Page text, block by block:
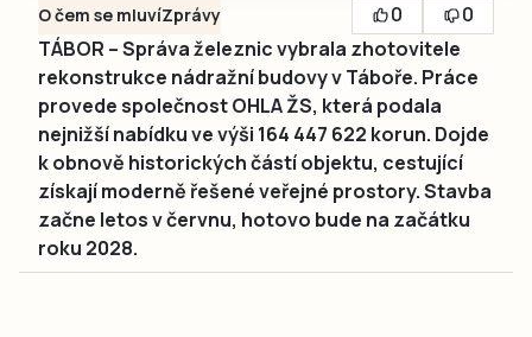
O čem se mluvíZprávy 0
0
TÁBOR – Správa železnic vybrala zhotovitele
rekonstrukce nádražní budovy v Táboře. Práce
provede společnost OHLA ŽS, která podala
nejnižší nabídku ve výši 164 447 622 korun. Dojde
k obnově historických částí objektu, cestující
získají moderně řešené veřejné prostory. Stavba
začne letos v červnu, hotovo bude na začátku
roku 2028.